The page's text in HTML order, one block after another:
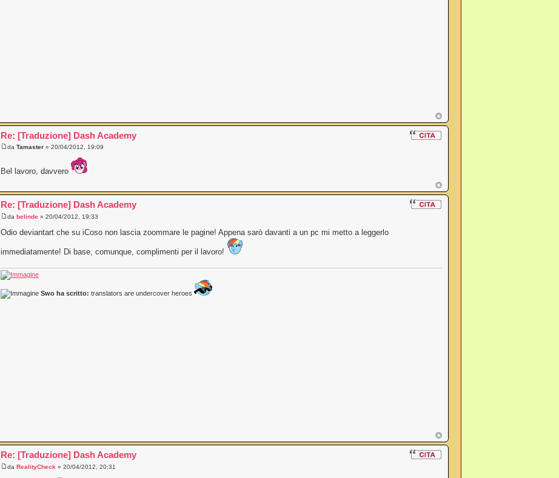
Re: [Traduzione] Dash Academy
da Tamaster» 20/04/2012, 19:09
Bel lavoro, davvero
Re: [Traduzione] Dash Academy
da belinde» 20/04/2012, 19:33
Odio deviantart che su iCoso non lascia zoommare le pagine! Appena sarò davanti a un pc mi metto a leggerlo
immediatamente! Di base, comunque, complimenti per il lavoro!
Swo ha scritto: translators are undercover heroes
Re: [Traduzione] Dash Academy
da RealityCheck » 20/04/2012, 20:31